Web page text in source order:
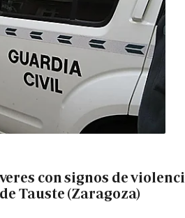
con signos de
Tauste (Zaragoza)